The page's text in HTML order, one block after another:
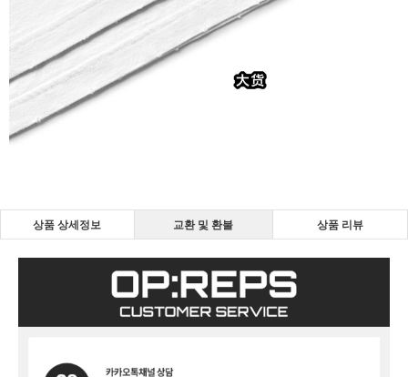
상품 상세정보 교환 및 환불 상품 리뷰